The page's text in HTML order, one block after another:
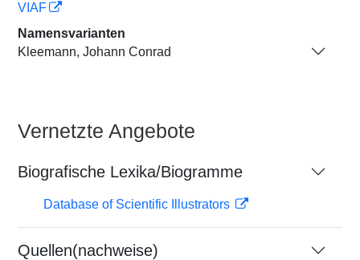
VIAF
Namensvarianten
Kleemann, Johann Conrad
Vernetzte Angebote
Biografische Lexika/Biogramme
Database of Scientific Illustrators
Quellen(nachweise)